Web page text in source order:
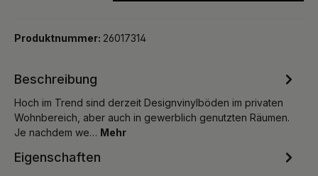
Produktnummer: 26017314
Beschreibung
Hoch im Trend sind derzeit Designvinylböden im privaten
Wohnbereich, aber auch in gewerblich genutzten Räumen.
Je nachdem we… Mehr
Eigenschaften